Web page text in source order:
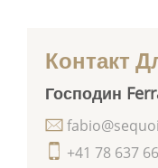
Контакт
Господин
+41 78 637